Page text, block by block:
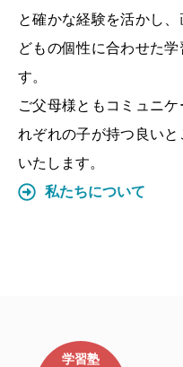
と確かな経験を活かし
どもの個性に合わせた
す。
ご父母様ともコミュニ
れぞれの子が持つ良い
いたします。
私たちについて
学習塾